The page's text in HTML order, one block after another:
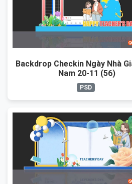
Backdrop Checkin Ngày Nhà
Nam 20-11 (56)
PSD